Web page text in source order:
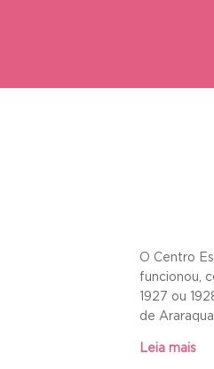
O Centro
funcionou,
1927 ou
de
Leia mais